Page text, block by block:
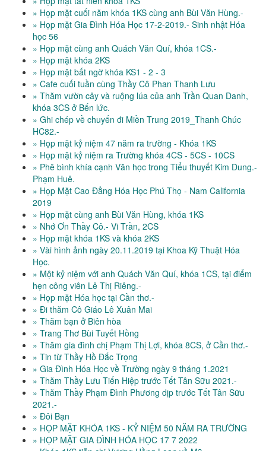
» Họp mặt cuối năm khóa 1KS cùng anh Bùi Văn Hùng.-
» Họp mặt Gia Đình Hóa Học 17-2-2019.- Sinh nhật Hóa
học 56
» Họp mặt cùng anh Quách Văn Quí, khóa 1CS.-
» Họp mặt khóa 2KS
» Họp mặt bất ngờ khóa KS1 - 2 - 3
» Cafe cuối tuần cùng Thầy Cô Phan Thanh Lưu
» Thăm vườn cây và ruộng lúa của anh Trần Quan Danh,
khóa 3CS ở Bến lức.
» Ghi chép về chuyến đi Miền Trung 2019_Thanh Chúc
HC82.-
» Họp mặt kỷ niệm 47 năm ra trường - Khóa 1KS
» Họp mặt kỷ niệm ra Trường khóa 4CS - 5CS - 10CS
» Phê bình khía cạnh Văn học trong Tiểu thuyết Kim Dung.-
Phạm Huê.
» Họp Mặt Cao Đẳng Hóa Học Phú Thọ - Nam California
2019
» Họp mặt cùng anh Bùi Văn Hùng, khóa 1KS
» Nhớ Ơn Thầy Cô.- Vi Trần, 2CS
» Họp mặt khóa 1KS và khóa 2KS
» Vài hình ảnh ngày 20.11.2019 tại Khoa Kỹ Thuật Hóa
Học.
» Một kỷ niệm với anh Quách Văn Quí, khóa 1CS, tại điểm
hẹn công viên Lê Thị Riêng.-
» Họp mặt Hóa học tại Cần thơ.-
» Đi thăm Cô Giáo Lê Xuân Mai
» Thăm bạn ở Biên hòa
» Trang Thơ Bùi Tuyết Hồng
» Thăm gia đình chị Phạm Thị Lợi, khóa 8CS, ở Cần thơ.-
» Tin từ Thầy Hồ Đắc Trọng
» Gia Đình Hóa Học về Trường ngày 9 tháng 1.2021
» Thăm Thầy Lưu Tiến Hiệp trước Tết Tân Sữu 2021.-
» Thăm Thầy Phạm Đình Phương dịp trước Tết Tân Sữu
2021.-
» Đôi Bạn
» HỌP MẶT KHÓA 1KS - KỶ NIỆM 50 NĂM RA TRƯỜNG
» HỌP MẶT GIA ĐÌNH HÓA HỌC 17 7 2022